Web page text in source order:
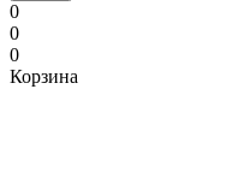
0
0
0
Корзина